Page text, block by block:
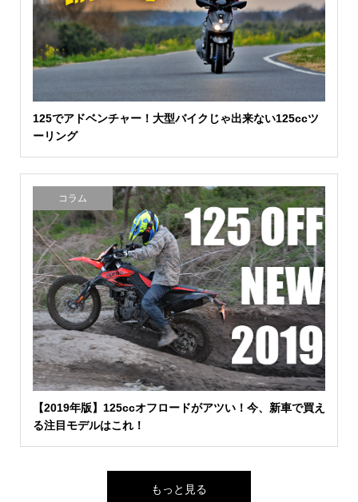
125でアドベンチャー！大型バイクじゃ出来ない125ccツ
ーリング
コラム
【2019年版】125ccオフロードがアツい！今、新車で買え
る注目モデルはこれ！
もっと見る